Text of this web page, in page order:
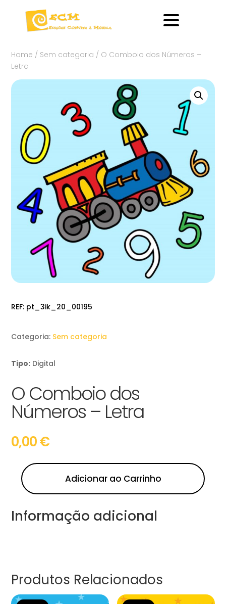
Home / Sem categoria / O Comboio dos Números –
Letra
REF: pt_3ik_20_00195
Categoria: Sem categoria
Tipo: Digital
O Comboio dos
Números – Letra
0,00€
Adicionar ao Carrinho
Informação adicional
Produtos Relacionados